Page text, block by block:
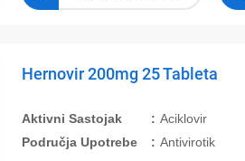
Hernovir 200mg 25 Tableta
Aktivni Sastojak
Aciklovir
Područja Upotrebe
Antivirotik